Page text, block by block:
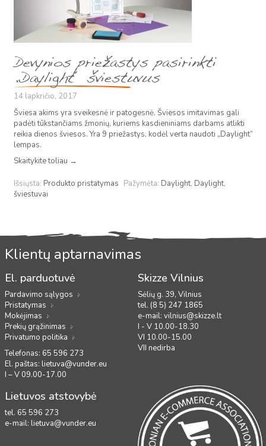
Devynios priežastys pasirinkti
„Daylight“ šviestuvus
14 lapkričio, 2017
Šviesa akims yra sveikesnė ir patogesnė. Šviesos imitavimas gali
padėti tūkstančiams žmonių, kuriems kasdieniniams darbams atlikti
reikia dienos šviesos. Yra 9 priežastys, kodėl verta naudoti „Daylight“
lempas.
Skaitykite toliau →
Išsiųsta: Produkto pristatymas Pažymėta: Daylight, Daylight,
šviestuvai
Klientų aptarnavimas
El. parduotuvė
Pardavimo sąlygos
Pristatymas
Mokėjimas
Prekių grąžinimas
Privatumo politika
Telefonas: 65 596 273
El. paštas: lietuva@vunder.eu
I – V 09.00-17.00
Skizze Vilnius
Sėlių g. 39, Vilnius
tel. (8 5) 247 1865
e-mail: vilnius@skizze.lt
I - V 10.00-18.30
VI 10.00-15.00
VII nedirba
Lietuvos atstovybė
tel. 65 596 273
e-mail: lietuva@vunder.eu